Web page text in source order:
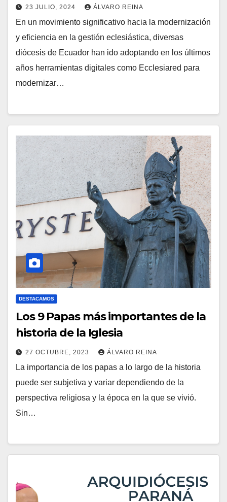
23 JULIO, 2024 ÁLVARO REINA
N
O
H
A
O
E
N
T
A
R
I
O
S
En un movimiento significativo hacia la modernización
y eficiencia en la gestión eclesiástica, diversas
diócesis de Ecuador han ido adoptando en los últimos
años herramientas digitales como Ecclesiared para
modernizar…
DESTACAMOS
Los 9 Papas más importantes de la
historia de la Iglesia
27 OCTUBRE, 2023 ÁLVARO REINA
N
O
H
C
La importancia de los papas a lo largo de la historia
puede ser subjetiva y variar dependiendo de la
perspectiva religiosa y la época en la que se vivió.
Sin…